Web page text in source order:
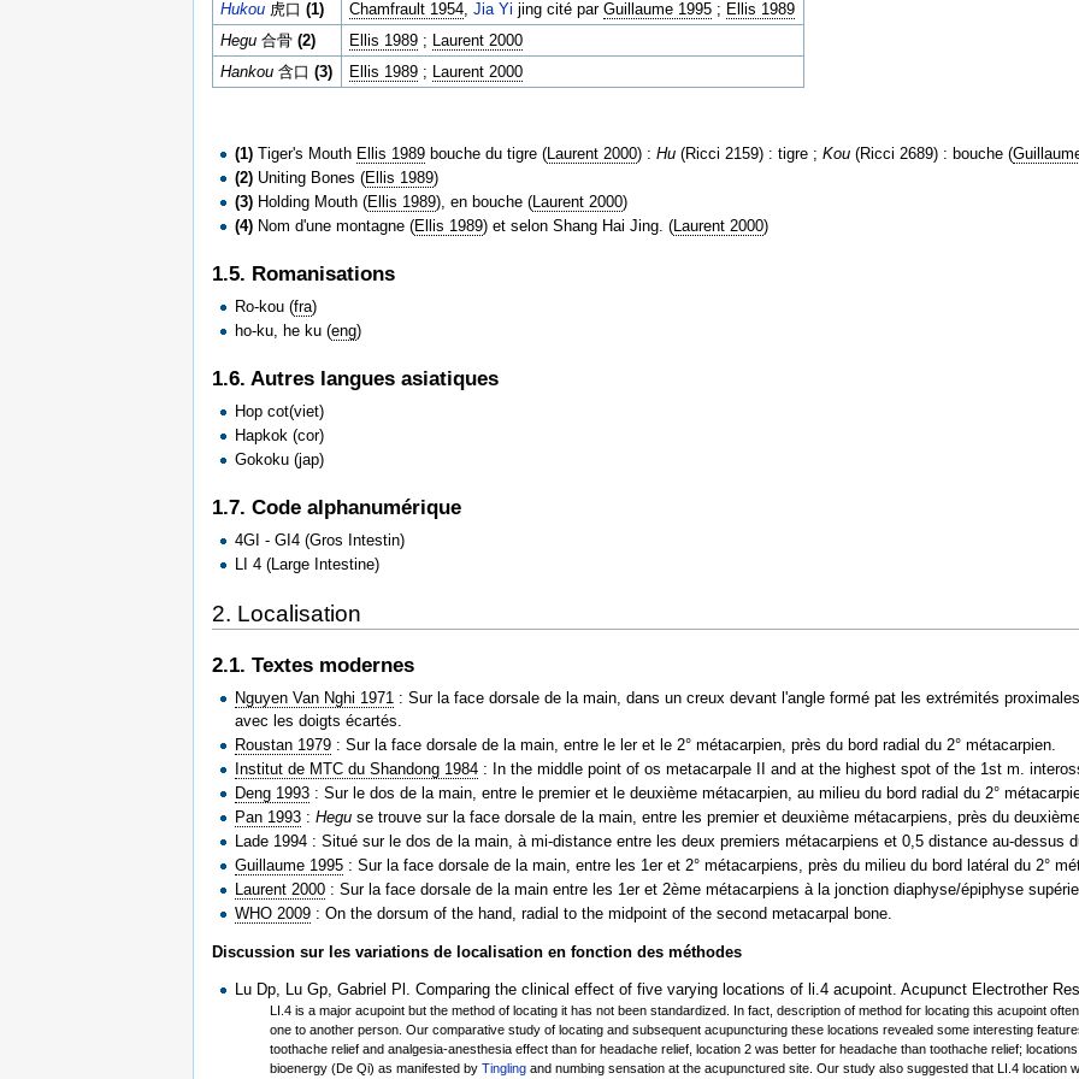
Hukou 虎口(1) Chamfrault 1954,Jia Yi jing cité parGuillaume 1995 ; Ellis 1989
Hegu 合骨(2) Ellis 1989 ; Laurent 2000
Hankou 含口(3) Ellis 1989 ; Laurent 2000
(1) Tiger's Mouth Ellis 1989 bouche du tigre (Laurent 2000) :Hu (Ricci 2159) : tigre ;Kou (Ricci 2689) : bouche (
(2) Uniting Bones (Ellis 1989)
(3) Holding Mouth (Ellis 1989), en bouche (Laurent 2000)
(4) Nom d'une montagne (Ellis 1989) et selon Shang Hai Jing. (Laurent 2000)
1.5. Romanisations
Ro-kou (fra)
ho-ku, he ku (eng)
1.6. Autres langues asiatiques
Hop cot(viet)
Hapkok (cor)
Gokoku (jap)
1.7. Code alphanumérique
4GI - GI4 (Gros Intestin)
LI 4 (Large Intestine)
2. Localisation
2.1. Textes modernes
Nguyen Van Nghi 1971 : Sur la face dorsale de la main, dans un creux devant l'angle formé pat les extrémités
avec les doigts écartés.
Roustan 1979 : Sur la face dorsale de la main, entre le ler et le 2° métacarpien, près du bord radial du 2° métacarpien.
Institut de MTC du Shandong 1984 : In the middle point of os metacarpale II and at the highest spot of the 1st m.
Deng 1993 : Sur le dos de la main, entre le premier et le deuxième métacarpien, au milieu du bord radial du 2°
Pan 1993 :Hegu se trouve sur la face dorsale de la main, entre les premier et deuxième métacarpiens, près du
Lade 1994 : Situé sur le dos de la main, à mi-distance entre les deux premiers métacarpiens et 0,5 distance au-dessus
Guillaume 1995 : Sur la face dorsale de la main, entre les 1er et 2° métacarpiens, près du milieu du bord latéral du 2°
Laurent 2000 : Sur la face dorsale de la main entre les 1er et 2ème métacarpiens à la jonction diaphyse/épiphyse
WHO 2009 : On the dorsum of the hand, radial to the midpoint of the second metacarpal bone.
Discussion sur les variations de localisation en fonction des méthodes
Lu Dp, Lu Gp, Gabriel Pl. Comparing the clinical effect of five varying locations of li.4 acupoint. Acupunct Electrother
LI.4 is a major acupoint but the method of locating it has not been standardized. In fact, description of method for locating this acupoint
one to another person. Our comparative study of locating and subsequent acupuncturing these locations revealed some interesting
toothache relief and analgesia-anesthesia effect than for headache relief, location 2 was better for headache than toothache relief;
bioenergy (De Qi) as manifested by Tinglingand numbing sensation at the acupunctured site. Our study also suggested that LI.4 location